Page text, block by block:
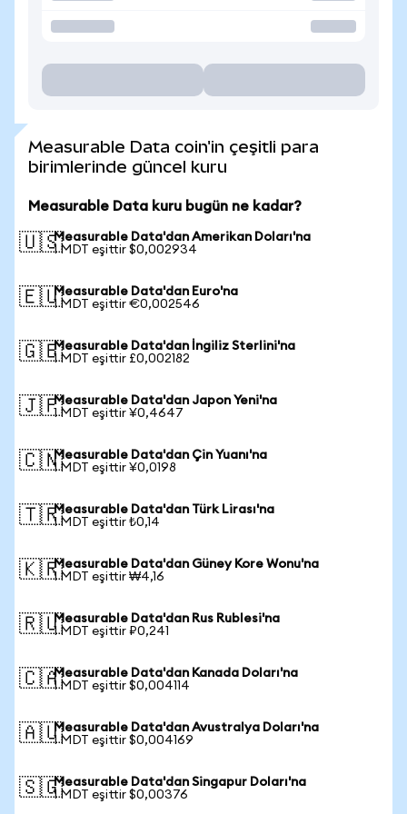
Measurable Data coin'in çeşitli para
birimlerinde güncel kuru
Measurable Data kuru bugün ne kadar?
🇺🇸Measurable Data'dan Amerikan Doları'na
1 MDT eşittir $0,002934
🇪🇺Measurable Data'dan Euro'na
1 MDT eşittir €0,002546
🇬🇧Measurable Data'dan İngiliz Sterlini'na
1 MDT eşittir £0,002182
🇯🇵Measurable Data'dan Japon Yeni'na
1 MDT eşittir ¥0,4647
🇨🇳Measurable Data'dan Çin Yuanı'na
1 MDT eşittir ¥0,0198
🇹🇷Measurable Data'dan Türk Lirası'na
1 MDT eşittir ₺0,14
🇰🇷Measurable Data'dan Güney Kore Wonu'na
1 MDT eşittir ₩4,16
🇷🇺Measurable Data'dan Rus Rublesi'na
1 MDT eşittir ₽0,241
🇨🇦Measurable Data'dan Kanada Doları'na
1 MDT eşittir $0,004114
🇦🇺Measurable Data'dan Avustralya Doları'na
1 MDT eşittir $0,004169
🇸🇬Measurable Data'dan Singapur Doları'na
1 MDT eşittir $0,00376